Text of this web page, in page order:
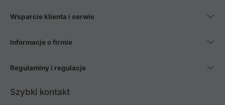
Wsparcie klienta i serwis
Informacje o firmie
Regulaminy i regulacje
Szybki kontakt